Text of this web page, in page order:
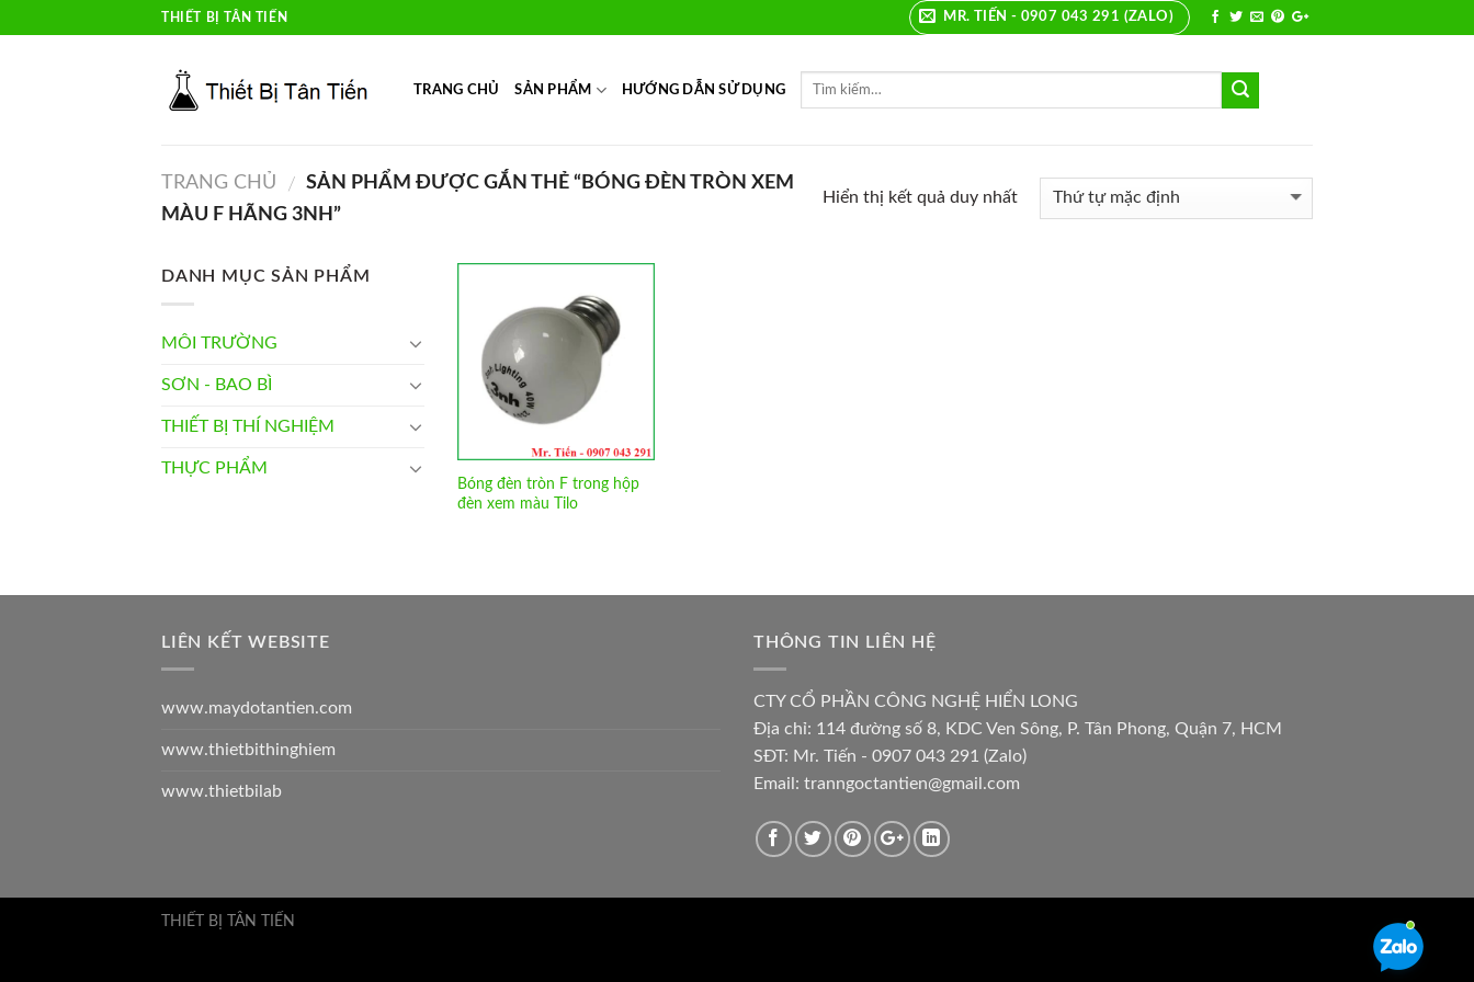
to
THIẾT BỊ TÂN TIẾN MR. TIẾN - 0907 043 291 (ZALO)
TRANG CHỦ SẢN PHẨM HƯỚNG DẪN SỬ DỤNG
TRANG CHỦ / SẢN PHẨM ĐƯỢC GẮN THẺ “BÓNG ĐÈN TRÒN XEM
MÀU F HÃNG 3NH”
Hiển thị kết quả duy nhất
DANH MỤC SẢN PHẨM
MÔI TRƯỜNG
SƠN - BAO BÌ
THIẾT BỊ THÍ NGHIỆM
THỰC PHẨM
Add to
Wishlist
Bóng đèn tròn F trong hộp
đèn xem màu Tilo
LIÊN KẾT WEBSITE
www.maydotantien.com
www.thietbithinghiem
www.thietbilab
THÔNG TIN LIÊN HỆ
CTY CỔ PHẦN CÔNG NGHỆ HIỂN LONG
Địa chỉ: 114 đường số 8, KDC Ven Sông, P. Tân Phong, Quận 7, HCM
SĐT: Mr. Tiến - 0907 043 291 (Zalo)
Email: tranngoctantien@gmail.com
THIẾT BỊ TÂN TIẾN